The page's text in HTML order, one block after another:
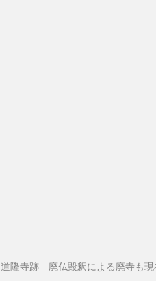
道隆寺跡 廃仏毀釈による廃寺も現